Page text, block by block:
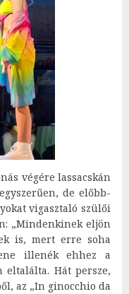
végére lassacskán
de előbb-
vigasztaló szülői
„Mindenkinek eljön
is, mert erre soha
illenék ehhez a
eltalálta. Hát persze,
az „In ginocchio da